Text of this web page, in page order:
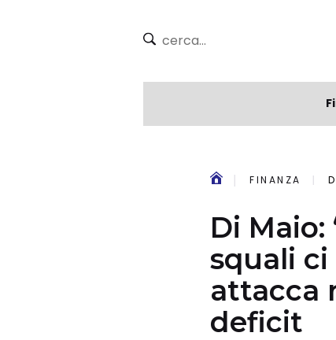
FINANZA
Di Maio:
squali ci
attacca
deficit